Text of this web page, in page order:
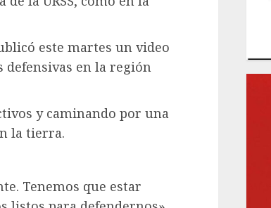
este martes un video
en la región
y caminando por una
la tierra.
Tenemos que estar